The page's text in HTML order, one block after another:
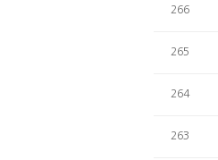
266
265
264
263